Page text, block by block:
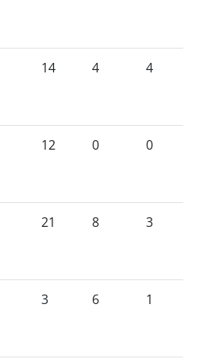
14 4 4
12 0 0
21 8 3
3 6 1